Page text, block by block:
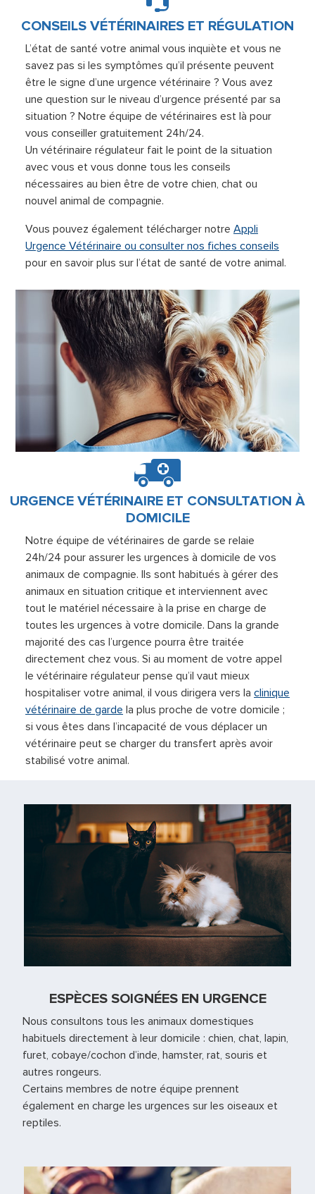
CONSEILS VÉTÉRINAIRES ET RÉGULATION
L’état de santé votre animal vous inquiète et vous ne
savez pas si les symptômes qu’il présente peuvent
être le signe d’une urgence vétérinaire ? Vous avez
une question sur le niveau d’urgence présenté par sa
situation ? Notre équipe de vétérinaires est là pour
vous conseiller gratuitement 24h/24.
Un vétérinaire régulateur fait le point de la situation
avec vous et vous donne tous les conseils
nécessaires au bien être de votre chien, chat ou
nouvel animal de compagnie.
Vous pouvez également télécharger notre Appli
Urgence Vétérinaire ou consulter nos fiches conseils
pour en savoir plus sur l’état de santé de votre animal.
URGENCE VÉTÉRINAIRE ET CONSULTATION À
DOMICILE
Notre équipe de vétérinaires de garde se relaie
24h/24 pour assurer les urgences à domicile de vos
animaux de compagnie. Ils sont habitués à gérer des
animaux en situation critique et interviennent avec
tout le matériel nécessaire à la prise en charge de
toutes les urgences à votre domicile. Dans la grande
majorité des cas l’urgence pourra être traitée
directement chez vous. Si au moment de votre appel
le vétérinaire régulateur pense qu’il vaut mieux
hospitaliser votre animal, il vous dirigera vers la clinique
vétérinaire de garde la plus proche de votre domicile ;
si vous êtes dans l’incapacité de vous déplacer un
vétérinaire peut se charger du transfert après avoir
stabilisé votre animal.
ESPÈCES SOIGNÉES EN URGENCE
Nous consultons tous les animaux domestiques
habituels directement à leur domicile : chien, chat, lapin,
furet, cobaye/cochon d’inde, hamster, rat, souris et
autres rongeurs.
Certains membres de notre équipe prennent
également en charge les urgences sur les oiseaux et
reptiles.